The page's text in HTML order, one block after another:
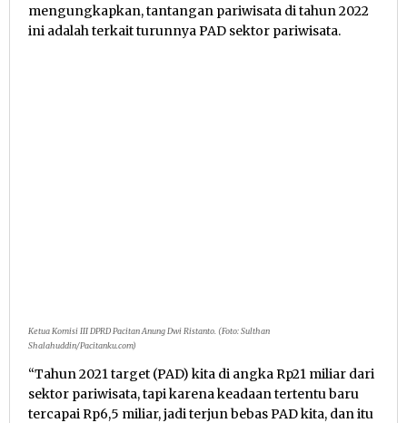
mengungkapkan, tantangan pariwisata di tahun 2022
ini adalah terkait turunnya PAD sektor pariwisata.
Ketua Komisi III DPRD Pacitan Anung Dwi Ristanto. (Foto: Sulthan
Shalahuddin/Pacitanku.com)
“Tahun 2021 target (PAD) kita di angka Rp21 miliar dari
sektor pariwisata, tapi karena keadaan tertentu baru
tercapai Rp6,5 miliar, jadi terjun bebas PAD kita, dan itu